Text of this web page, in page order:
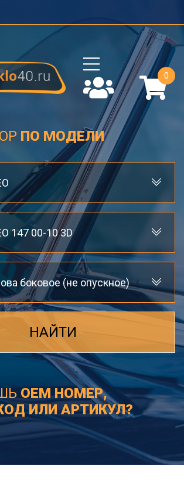
0
ПО МОДЕЛИ
147 00-10 3D
боковое (не опускное)
НАЙТИ
OEM НОМЕР,
ИЛИ АРТИКУЛ?